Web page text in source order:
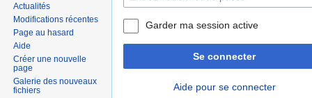
Garder ma session active
Se connecter
Aide pour se connecter
Actualités
Modifications récentes
Page au hasard
Aide
Créer une nouvelle
page
Galerie des nouveaux
fichiers